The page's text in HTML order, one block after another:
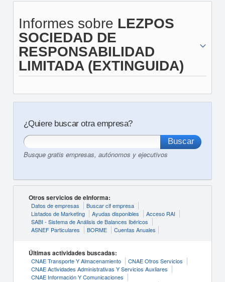
Informes sobre LEZPOS
SOCIEDAD DE
RESPONSABILIDAD
LIMITADA (EXTINGUIDA)
¿Quiere buscar otra empresa?
Busque gratis empresas, autónomos y ejecutivos
Otros servicios de eInforma:
Datos de empresas
Buscar cif empresa
Listados de Marketing
Ayudas disponibles
Acceso RAI
SABI - Sistema de Análisis de Balances Ibéricos
ASNEF Particulares
BORME Cuentas Anuales
Últimas actividades buscadas:
CNAE Transporte Y Almacenamiento
CNAE Otros Servicios
CNAE Actividades Administrativas Y Servicios Auxliares
CNAE Información Y Comunicaciones